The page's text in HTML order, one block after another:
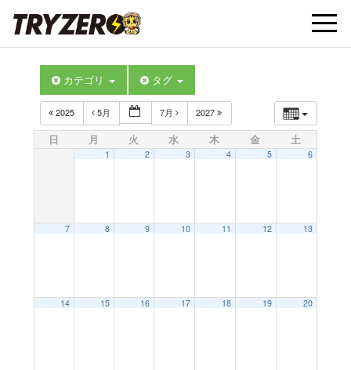
t
カテゴリ タグ
2025 5月 7月 2027
日 月 火 水 木 金 土
1 2 3 4 5 6
7 8 9 10 11 12 13
14 15 16 17 18 19 20